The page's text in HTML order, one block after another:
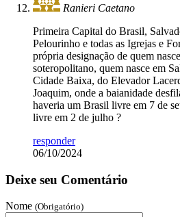
Ranieri Caetano
Primeira Capital do Brasil,
Pelourinho e todas as Igrejas e
própria designação de quem
soteropolitano, quem nasce em
Cidade Baixa, do Elevador
Joaquim, onde a baianidade
haveria um Brasil livre em 7 de
livre em 2 de julho ?
responder
06/10/2024
Deixe seu Comentário
Nome (Obrigatório)